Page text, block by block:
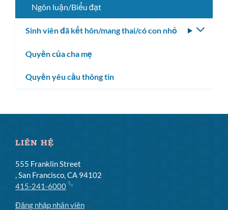
Ngôn luận/Biểu đạt
Sinh viên đã kết hôn/mang thai/có con nhỏ
Quyền của cha mẹ
Quyền yêu cầu thông tin
LIÊN HỆ
555 Franklin Street
, San Francisco, CA 94102
415-241-6000
Đăng nhập nhân viên